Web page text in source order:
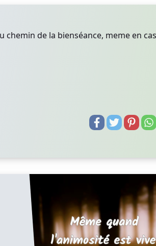
chemin de la bienséance, meme en